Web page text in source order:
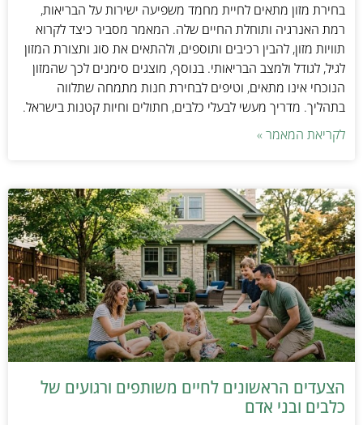
בחירת מזון מתאים לחיית מחמד משפיעה ישירות על הבריאות,
רמת האנרגיה ותוחלת החיים שלה. המאמר מסביר כיצד לקרוא
תוויות מזון, להבין רכיבים ותוספים, ולהתאים את סוג ותצורת המזון
לגיל, לגודל ולמצב הבריאותי. בנוסף, מוצגים סימנים לכך שהמזון
הנוכחי אינו מתאים, וטיפים לבחירת חנות מתמחה שתלווה
בתהליך. מדריך מעשי לבעלי כלבים, חתולים וחיות קטנות בישראל.
לקריאת המאמר »
הצעדים הראשונים לחיים משותפים ורגועים של
כלבים ובני אדם